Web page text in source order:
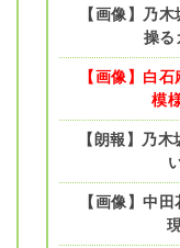
【画像】乃
操
【画像】白
模
【朗報】乃
【画像】中